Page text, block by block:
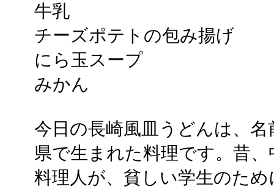
牛乳
チーズポテトの包み揚げ
にら玉スープ
みかん
今日の長崎風皿うどんは、
県で生まれた料理です。昔
料理人が、貧しい学生のた